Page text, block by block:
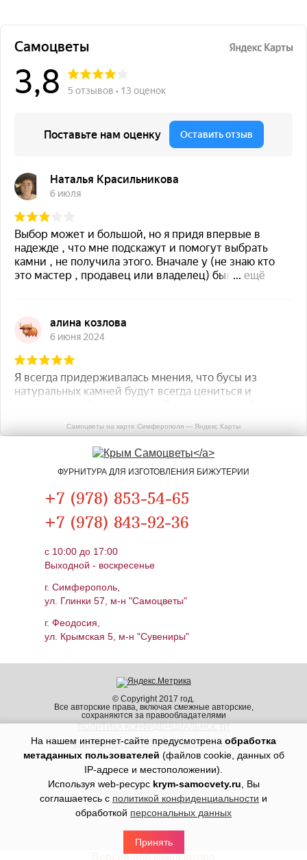
На нашем интернет-сайте предусмотрена обработка
метаданных пользователей (файлов cookie, данных об
IP-адресе и местоположении).
Используя web-ресурс krym-samocvety.ru , Вы
соглашаетесь с политикой конфиденциальности и
обработкой персональных данных
Принять
Самоцветы на карте Симферополя — Яндекс Карты
ФУРНИТУРА ДЛЯ ИЗГОТОВЛЕНИЯ БИЖУТЕРИИ
+7 (978) 853-54-65
+7 (978) 843-92-36
c 10:00 до 17:00
Выходной - воскресенье
г. Симферополь,
ул. Глинки 57, м-н "Самоцветы"
г. Феодосия,
ул. Крымская 5, м-н "Сувениры"
© Copyright 2017 год.
Все авторские права, включая смежные авторские,
сохраняются за правообладателями
ПОЛИТИКА КОНФИДЕНЦИАЛЬНОСТИ
ОБРАБОТКА ПЕРСОНАЛЬНЫХ ДАННЫХ
Создание сайтов Симферополь
Продвижение сайтов Симферополь Крым
Версия для компьютера